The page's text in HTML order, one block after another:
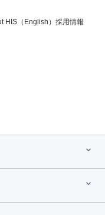
HIS（English） 採用情報